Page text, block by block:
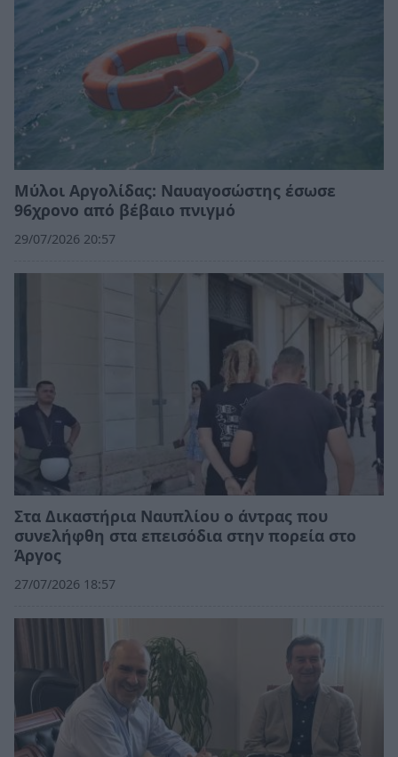
Μύλοι Αργολίδας: Ναυαγοσώστης έσωσε
96χρονο από βέβαιο πνιγμό
29/07/2026 20:57
Στα Δικαστήρια Ναυπλίου ο άντρας που
συνελήφθη στα επεισόδια στην πορεία στο
Άργος
27/07/2026 18:57